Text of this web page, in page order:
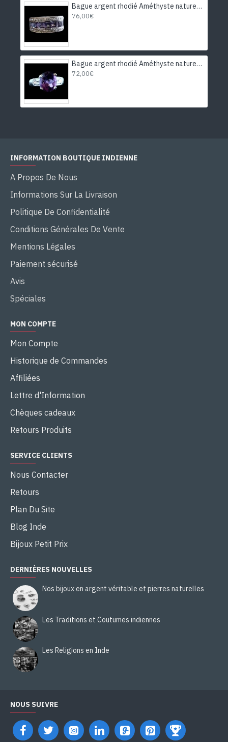
Bague argent rhodié Améthyste naturelle
76,00€
Bague argent rhodié Améthyste naturelle
72,00€
INFORMATION BOUTIQUE INDIENNE
A Propos De Nous
Informations Sur La Livraison
Politique De Confidentialité
Conditions Générales De Vente
Mentions Légales
Paiement sécurisé
Avis
Spéciales
MON COMPTE
Mon Compte
Historique de Commandes
Affiliées
Lettre d'Information
Chèques cadeaux
Retours Produits
SERVICE CLIENTS
Nous Contacter
Retours
Plan Du Site
Blog Inde
Bijoux Petit Prix
DERNIÈRES NOUVELLES
Nos bijoux en argent véritable et pierres naturelles
Les Traditions et Coutumes indiennes
Les Religions en Inde
NOUS SUIVRE